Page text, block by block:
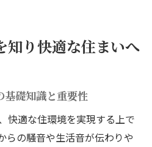
宅防音の第一歩とは
と防音対策の考え方
防音工法の選び方
能美市の防音要件
知り快適な住まいへ
基礎知識と重要性
快適な住環境を実現する上で
らの騒音や生活音が伝わりや